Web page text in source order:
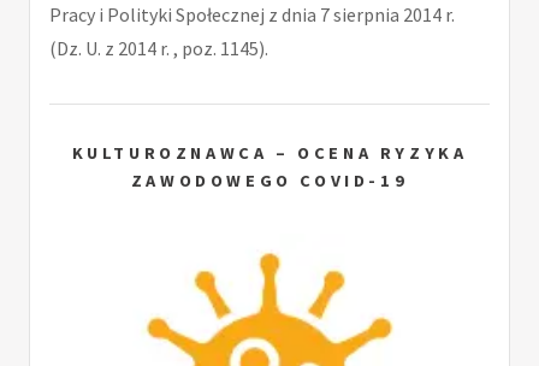
Pracy i Polityki Społecznej z dnia 7 sierpnia 2014 r.
(Dz. U. z 2014 r. , poz. 1145).
KULTUROZNAWCA – OCENA RYZYKA
ZAWODOWEGO COVID-19